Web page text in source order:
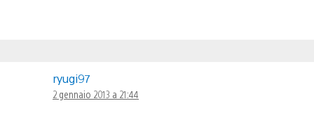
ryugi97
2 gennaio 2013 a 21:44